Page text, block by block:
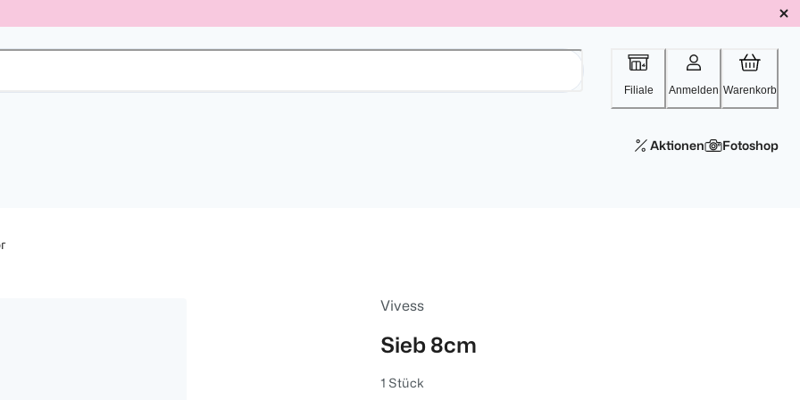
Filiale Anmelden Warenkorb
Aktionen Fotoshop
Vivess
Sieb 8cm
1 Stück